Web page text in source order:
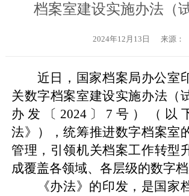
档案室建设实施办法（
2024年12月13日 来源：
近日，国家档案局办公室
关数字档案室建设实施办法（
办发〔 2024〕 7 号）（以
法》），统筹推进数字档案室
管理，引领机关档案工作转型
成覆盖各领域、各层级的数字
《办法》的印发，是国家